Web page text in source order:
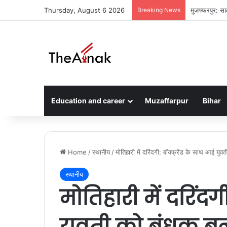
Thursday, August 6 2026 Breaking News मुजफ्फरपुर:
Education and career Muzaffarpur Bihar
Home /स्थानीय /मोतिहारी में दरिंदगी: बॉयफ्रेंड के साथ आई
स्थानीय
मोतिहारी में